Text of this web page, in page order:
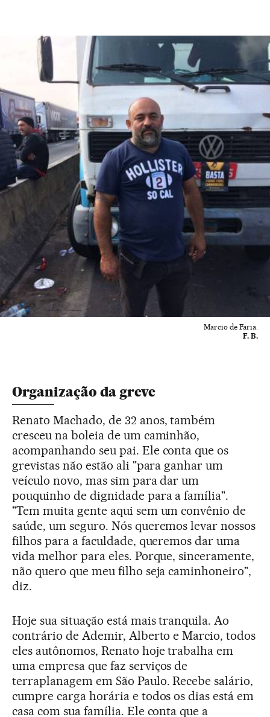
Marcio de Faria.
F. B.
Organização da greve
Renato Machado, de 32 anos, também
cresceu na boleia de um caminhão,
acompanhando seu pai. Ele conta que os
grevistas não estão ali "para ganhar um
veículo novo, mas sim para dar um
pouquinho de dignidade para a família".
"Tem muita gente aqui sem um convênio de
saúde, um seguro. Nós queremos levar nossos
filhos para a faculdade, queremos dar uma
vida melhor para eles. Porque, sinceramente,
não quero que meu filho seja caminhoneiro",
diz.
Hoje sua situação está mais tranquila. Ao
contrário de Ademir, Alberto e Marcio, todos
eles autônomos, Renato hoje trabalha em
uma empresa que faz serviços de
terraplanagem em São Paulo. Recebe salário,
cumpre carga horária e todos os dias está em
casa com sua família. Ele conta que a